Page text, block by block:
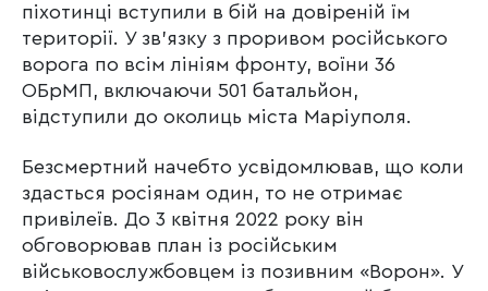
піхотинці вступили в бій на довіреній їм
території. У зв’язку з проривом російського
ворога по всім лініям фронту, воїни 36
ОБрМП, включаючи 501 батальйон,
відступили до околиць міста Маріуполя.
Безсмертний начебто усвідомлював, що коли
здасться росіянам один, то не отримає
привілеїв. До 3 квітня 2022 року він
обговорював план із російським
військовослужбовцем із позивним «Ворон». У